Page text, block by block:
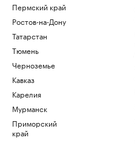
Пермский край
Ростов-на-Дону
Татарстан
Тюмень
Черноземье
Кавказ
Карелия
Мурманск
Приморский
край